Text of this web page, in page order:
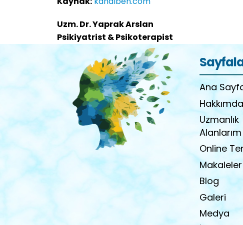
Uzm. Dr. Yaprak Arslan
Psikiyatrist & Psikoterapist
Ana
Hakkımda
Uzmanlık
Alanlarım
Online
Makaleler
Blog
Galeri
Medya